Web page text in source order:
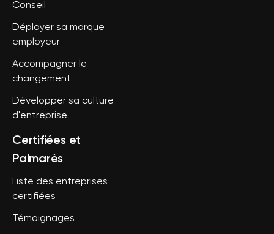
Conseil
Déployer sa marque
employeur
Accompagner le
changement
Développer sa culture
d'entreprise
Certifiées et
Palmarès
Liste des entreprises
certifiées
Témoignages